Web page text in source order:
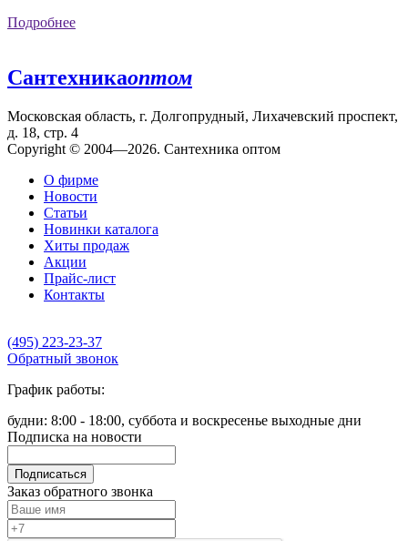
Подробнее
Сантехникаоптом
Московская область, г. Долгопрудный, Лихачевский проспект,
д. 18, стр. 4
Copyright © 2004—2026. Сантехника оптом
О фирме
Новости
Статьи
Новинки каталога
Хиты продаж
Акции
Прайс-лист
Контакты
(495) 223-23-37
Обратный звонок
График работы:
будни: 8:00 - 18:00, суббота и воскресенье выходные дни
Подписка на новости
Подписаться
Заказ обратного звонка